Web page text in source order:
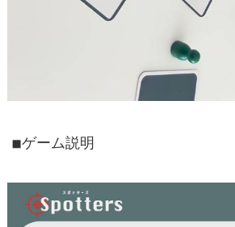
◾︎ゲーム説明